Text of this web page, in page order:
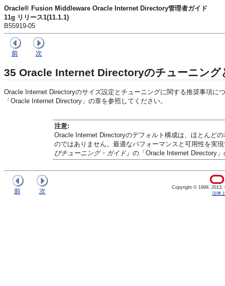
Oracle® Fusion Middleware Oracle Internet Directory管理者ガイド
11g リリース1(11.1.1)
B55919-05
前 次
35 Oracle Internet Directoryのチューニング
Oracle Internet Directoryのサイズ設定とチューニングに関する推奨事項に
「Oracle Internet Directory」の章を参照してください。
注意:
Oracle Internet Directoryのデフォルト構成は、ほとんど
のではありません。最適なパフォーマンスと可用性を実
びチューニング・ガイド』 の「Oracle Internet Directory
前 次
Copyright © 1999, 2013,
法律